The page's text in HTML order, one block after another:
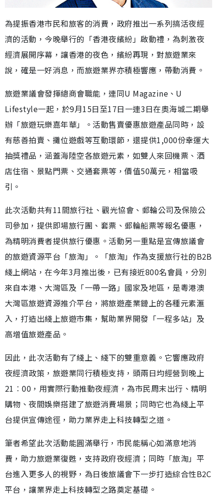
為提振香港市民和旅客的消費，政府推出一系列搞活夜經
濟的活動，今晚舉行的「香港夜繽紛」啟動禮，為刺激夜
經濟展開序幕，讓香港的夜色，繽紛再現，對旅遊業來
說，確是一好消息，而旅遊業界亦積極響應，帶動消費。
旅遊業議會發揮總商會職能，連同U Magazine、U
Lifestyle一起，於9月15日至17日一連3日在奧海城二期舉
辦「旅遊玩樂嘉年華」。活動售賣優惠旅遊產品同時，設
有慈善拍賣、攤位遊戲等互動環節，還提供1,000份幸運大
抽獎禮品，涵蓋海陸空各旅遊元素，如雙人來回機票、酒
店住宿、景點門票、交通套票等，價值50萬元，相當吸
引。
此次活動共有11間旅行社、觀光協會、郵輪公司及保險公
司參加，提供即場旅行團、套票、郵輪船票等報名優惠，
為精明消費者提供旅行優惠。活動另一重點是宣傳旅議會
的旅遊資源平台「旅淘」。「旅淘」作為支援旅行社的B2B
綫上網站，在今年3月推出後，已有接近800名會員，分別
來自本港、大灣區及「一帶一路」國家及地區，是粵港澳
大灣區旅遊資源推介平台，將旅遊產業鏈上的各種元素滙
入，打造出綫上旅遊市集，幫助業界開發「一程多站」及
高增值旅遊產品。
因此，此次活動有了綫上、綫下的雙重意義。它響應政府
夜經濟政策，旅遊業同行積極支持，頭兩日均經營到晚上
21︰00，用實際行動推動夜經濟，為市民周末出行、精明
購物、夜間娛樂搭建了旅遊消費場景；同時它也為綫上平
台提供宣傳途徑，助力業界走上科技轉型之道。
筆者希望此次活動能圓滿舉行，市民能稱心如滿意地消
費，助力旅遊業復甦，支持政府夜經濟；同時「旅淘」平
台進入更多人的視野，為日後旅議會下一步打造綜合性B2C
平台，讓業界走上科技轉型之路奠定基礎。